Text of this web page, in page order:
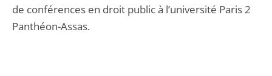
de conférences en droit public à l’université Paris 2
Panthéon-Assas.